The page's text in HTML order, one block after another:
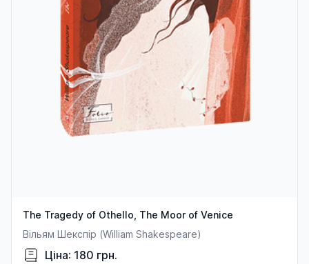
The Tragedy of Othello, The Moor of Venice
Вільям Шекспір (William Shakespeare)
Ціна: 180 грн.